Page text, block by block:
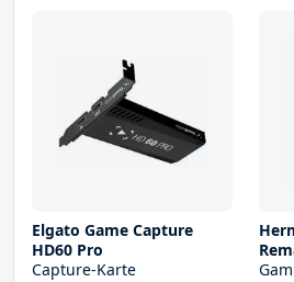
Elgato Game Capture
HD60 Pro
Capture-Karte